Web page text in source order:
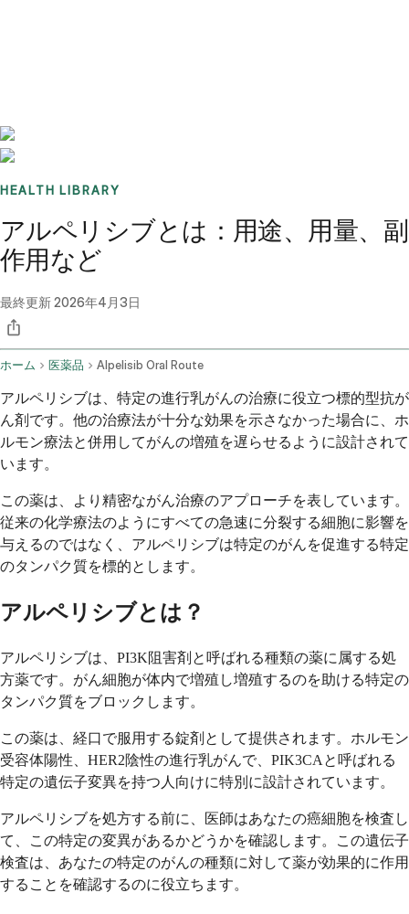
HEALTH LIBRARY
アルペリシブとは：用途、用量、副
作用など
最終更新2026年4月3日
ホーム 医薬品 Alpelisib Oral Route
アルペリシブは、特定の進行乳がんの治療に役立つ標的型抗が
ん剤です。他の治療法が十分な効果を示さなかった場合に、ホ
ルモン療法と併用してがんの増殖を遅らせるように設計されて
います。
この薬は、より精密ながん治療のアプローチを表しています。
従来の化学療法のようにすべての急速に分裂する細胞に影響を
与えるのではなく、アルペリシブは特定のがんを促進する特定
のタンパク質を標的とします。
アルペリシブとは？
アルペリシブは、PI3K阻害剤と呼ばれる種類の薬に属する処
方薬です。がん細胞が体内で増殖し増殖するのを助ける特定の
タンパク質をブロックします。
この薬は、経口で服用する錠剤として提供されます。ホルモン
受容体陽性、HER2陰性の進行乳がんで、PIK3CAと呼ばれる
特定の遺伝子変異を持つ人向けに特別に設計されています。
アルペリシブを処方する前に、医師はあなたの癌細胞を検査し
て、この特定の変異があるかどうかを確認します。この遺伝子
検査は、あなたの特定のがんの種類に対して薬が効果的に作用
することを確認するのに役立ちます。